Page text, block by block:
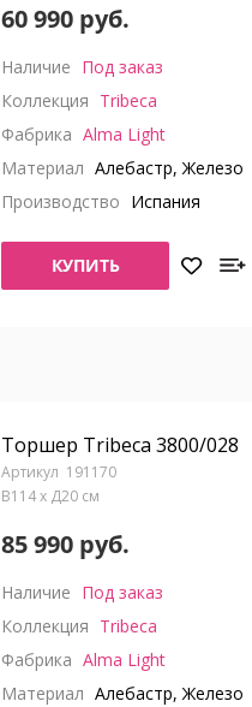
60 990 руб.
Наличие Под заказ
Коллекция Tribeca
Фабрика Alma Light
Материал Алебастр, Железо
Производство Испания
КУПИТЬ
Торшер Tribeca 3800/028
191170
В114 x Д20 см
85 990 руб.
Наличие Под заказ
Коллекция Tribeca
Фабрика Alma Light
Материал Алебастр, Железо